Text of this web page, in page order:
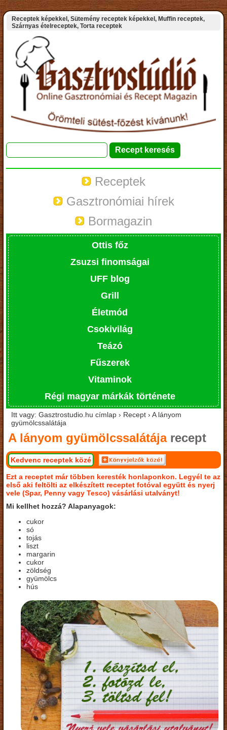
Receptek képekkel, Sütemény receptek képekkel, Muffin receptek,
Szárnyas ételreceptek, Torta receptek
Receptek
Gasztronómiai hírek
Bormagazin
Ottis főz
Zsuzsi finomságai
UFF blog
Grill
Életmód
Csokivilág
Teázó
Fűszerek
Vitaminok
Régi magyar márkák története
Itt vagy: Gasztrostudio.hu címlap › Recept › A lányom
gyümölcssalátája
A lányom gyümölcssalátájarecept
Kedvenc receptek közé
Ezt a receptet már többen keresték honlaponkon. Legyél te az
első aki feltölti az elkészített receptet fotóval együtt és nyerj
vele (Spar, Penny vagy Tesco) vásárlási utalványt!
Mi kellhet hozzá? Alapanyagok:
cukor
só
tojás
liszt
margarin
cukor
zöldség
gyümölcs
hús